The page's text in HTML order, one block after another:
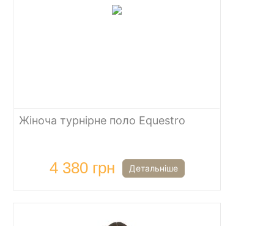
Жіноча турнірне поло Equestro
4 380 грн Детальніше